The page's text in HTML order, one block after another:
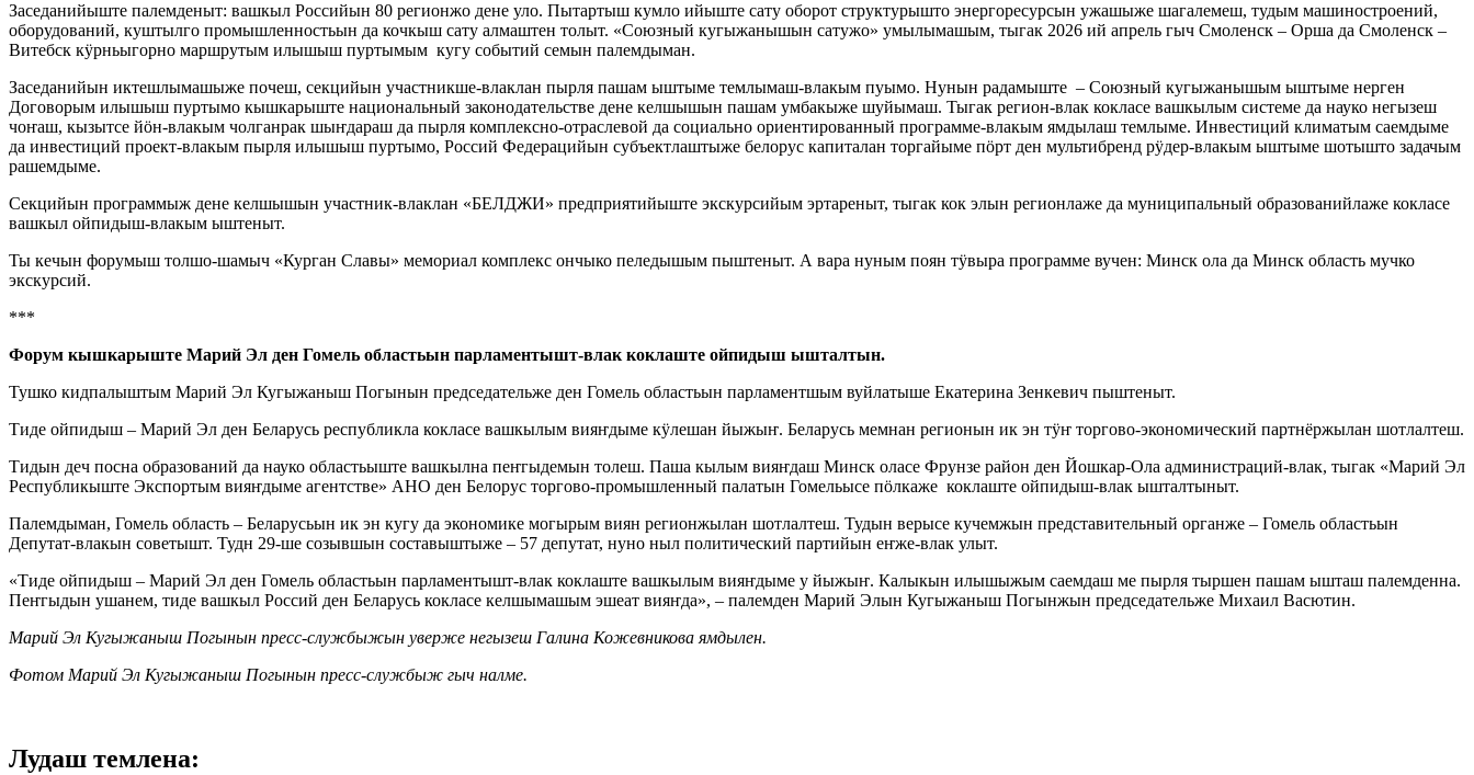
Заседанийыште палемденыт: вашкыл Российын 80 регионжо дене уло. Пытартыш кумло ийыште сату оборот структурышто энергоресурсын ужашыже шагалемеш, тудым машиностроений,
оборудований, куштылго промышленностьын да кочкыш сату алмаштен толыт. «Союзный кугыжанышын сатужо» умылымашым, тыгак 2026 ий апрель гыч Смоленск – Орша да Смоленск –
Витебск кӱрньыгорно маршрутым илышыш пуртымым кугу событий семын палемдыман.
Заседанийын иктешлымашыже почеш, секцийын участникше-влаклан пырля пашам ыштыме темлымаш-влакым пуымо. Нунын радамыште – Союзный кугыжанышым ыштыме нерген
Договорым илышыш пуртымо кышкарыште национальный законодательстве дене келшышын пашам умбакыже шуйымаш. Тыгак регион-влак кокласе вашкылым системе да науко негызеш
чоҥаш, кызытсе йӧн-влакым чолганрак шыҥдараш да пырля комплексно-отраслевой да социально ориентированный программе-влакым ямдылаш темлыме. Инвестиций климатым саемдыме
да инвестиций проект-влакым пырля илышыш пуртымо, Россий Федерацийын субъектлаштыже белорус капиталан торгайыме пӧрт ден мультибренд рӱдер-влакым ыштыме шотышто задачым
рашемдыме.
Секцийын программыж дене келшышын участник-влаклан «БЕЛДЖИ» предприятийыште экскурсийым эртареныт, тыгак кок элын регионлаже да муниципальный образованийлаже кокласе
вашкыл ойпидыш-влакым ыштеныт.
Ты кечын форумыш толшо-шамыч «Курган Славы» мемориал комплекс ончыко пеледышым пыштеныт. А вара нуным поян тӱвыра программе вучен: Минск ола да Минск область мучко
экскурсий.
***
Форум кышкарыште Марий Эл ден Гомель областьын парламентышт-влак коклаште ойпидыш ышталтын.
Тушко кидпалыштым Марий Эл Кугыжаныш Погынын председательже ден Гомель областьын парламентшым вуйлатыше Екатерина Зенкевич пыштеныт.
Тиде ойпидыш – Марий Эл ден Беларусь республикла кокласе вашкылым вияҥдыме кӱлешан йыжыҥ. Беларусь мемнан регионын ик эн тӱҥ торгово-экономический партнёржылан шотлалтеш.
Тидын деч посна образований да науко областьыште вашкылна пеҥгыдемын толеш. Паша кылым вияҥдаш Минск оласе Фрунзе район ден Йошкар-Ола администраций-влак, тыгак «Марий Эл
Республикыште Экспортым вияҥдыме агентстве» АНО ден Белорус торгово-промышленный палатын Гомельысе пӧлкаже коклаште ойпидыш-влак ышталтыныт.
Палемдыман, Гомель область – Беларусьын ик эн кугу да экономике могырым виян регионжылан шотлалтеш. Тудын верысе кучемжын представительный органже – Гомель областьын
Депутат-влакын советышт. Тудн 29-ше созывшын составыштыже – 57 депутат, нуно ныл политический партийын еҥже-влак улыт.
«Тиде ойпидыш – Марий Эл ден Гомель областьын парламентышт-влак коклаште вашкылым вияҥдыме у йыжыҥ. Калыкын илышыжым саемдаш ме пырля тыршен пашам ышташ палемденна.
Пеҥгыдын ушанем, тиде вашкыл Россий ден Беларусь кокласе келшымашым эшеат вияҥда», – палемден Марий Элын Кугыжаныш Погынжын председательже Михаил Васютин.
Марий Эл Кугыжаныш Погынын пресс-службыжын уверже негызеш Галина Кожевникова ямдылен.
Фотом Марий Эл Кугыжаныш Погынын пресс-службыж гыч налме.
Лудаш темлена: